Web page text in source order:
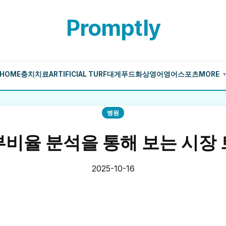
Promptly
충치치료ARTIFICIAL TURF대게 푸드화상영어 영어 스포츠MORE ▼
병원
비율 분석을 통해 보는 시장
2025-10-16